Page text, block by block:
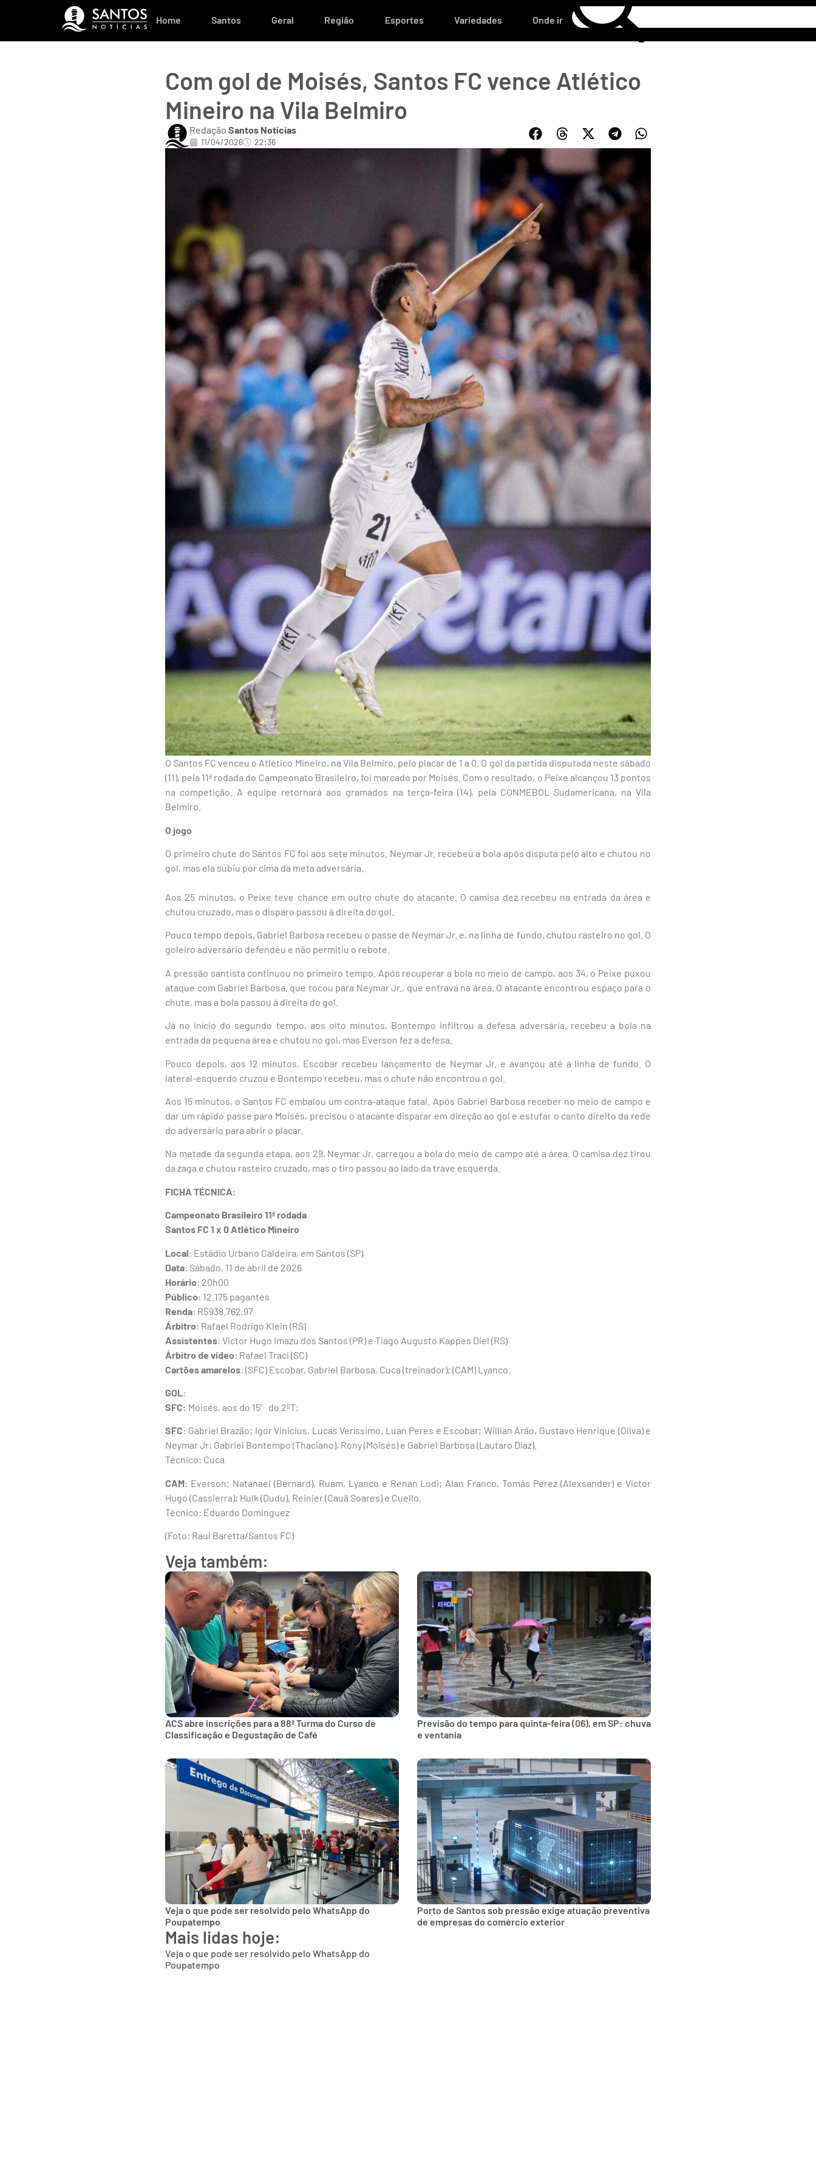
Home Santos Geral Região Esportes Variedades Onde ir
Com gol de Moisés, Santos FC vence Atlético
Mineiro na Vila Belmiro
Redação Santos Notícias
11/04/2026 22:36
O Santos FC venceu o Atlético Mineiro, na Vila Belmiro, pelo placar de 1 a 0. O gol da partida disputada neste sábado
(11), pela 11ª rodada do Campeonato Brasileiro, foi marcado por Moisés. Com o resultado, o Peixe alcançou 13 pontos
na competição. A equipe retornará aos gramados na terça-feira (14), pela CONMEBOL Sudamericana, na Vila
Belmiro.
O jogo
O primeiro chute do Santos FC foi aos sete minutos. Neymar Jr. recebeu a bola após disputa pelo alto e chutou no
gol, mas ela subiu por cima da meta adversária.
Aos 25 minutos, o Peixe teve chance em outro chute do atacante. O camisa dez recebeu na entrada da área e
chutou cruzado, mas o disparo passou à direita do gol.
Pouco tempo depois, Gabriel Barbosa recebeu o passe de Neymar Jr. e, na linha de fundo, chutou rasteiro no gol. O
goleiro adversário defendeu e não permitiu o rebote.
A pressão santista continuou no primeiro tempo. Após recuperar a bola no meio de campo, aos 34, o Peixe puxou
ataque com Gabriel Barbosa, que tocou para Neymar Jr., que entrava na área. O atacante encontrou espaço para o
chute, mas a bola passou à direita do gol.
Já no início do segundo tempo, aos oito minutos, Bontempo infiltrou a defesa adversária, recebeu a bola na
entrada da pequena área e chutou no gol, mas Everson fez a defesa.
Pouco depois, aos 12 minutos, Escobar recebeu lançamento de Neymar Jr. e avançou até a linha de fundo. O
lateral-esquerdo cruzou e Bontempo recebeu, mas o chute não encontrou o gol.
Aos 15 minutos, o Santos FC embalou um contra-ataque fatal. Após Gabriel Barbosa receber no meio de campo e
dar um rápido passe para Moisés, precisou o atacante disparar em direção ao gol e estufar o canto direito da rede
do adversário para abrir o placar.
Na metade da segunda etapa, aos 29, Neymar Jr. carregou a bola do meio de campo até a área. O camisa dez tirou
da zaga e chutou rasteiro cruzado, mas o tiro passou ao lado da trave esquerda.
FICHA TÉCNICA:
Campeonato Brasileiro 11ª rodada
Santos FC 1 x 0 Atlético Mineiro
Local: Estádio Urbano Caldeira, em Santos (SP)
Data: Sábado, 11 de abril de 2026
Horário: 20h00
Público: 12.175 pagantes
Renda: R$938.762,97
Árbitro: Rafael Rodrigo Klein (RS)
Assistentes: Victor Hugo Imazu dos Santos (PR) e Tiago Augusto Kappes Diel (RS)
Árbitro de vídeo: Rafael Traci (SC)
Cartões amarelos: (SFC) Escobar, Gabriel Barbosa, Cuca (treinador); (CAM) Lyanco.
GOL:
SFC: Moisés, aos do 15′ do 2ºT;
SFC: Gabriel Brazão; Igor Vinicius, Lucas Veríssimo, Luan Peres e Escobar; Willian Arão, Gustavo Henrique (Oliva) e
Neymar Jr; Gabriel Bontempo (Thaciano), Rony (Moisés) e Gabriel Barbosa (Lautaro Diaz).
Técnico: Cuca
CAM: Everson; Natanael (Bernard), Ruam, Lyanco e Renan Lodi; Alan Franco, Tomás Perez (Alexsander) e Victor
Hugo (Cassierra); Hulk (Dudu), Reinier (Cauã Soares) e Cuello.
Técnico: Eduardo Dominguez
(Foto: Raul Baretta/Santos FC)
Veja também:
ACS abre inscrições para a 88ª Turma do Curso de
Classificação e Degustação de Café
Previsão do tempo para quinta-feira (06), em SP: chuva
e ventania
Veja o que pode ser resolvido pelo WhatsApp do
Poupatempo
Porto de Santos sob pressão exige atuação preventiva
de empresas do comércio exterior
Mais lidas hoje:
Veja o que pode ser resolvido pelo WhatsApp do
Poupatempo